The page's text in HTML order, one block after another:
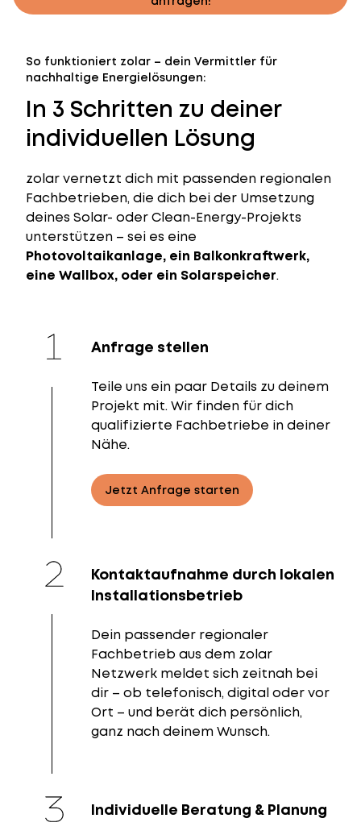
So funktioniert zolar – dein Vermittler für
nachhaltige Energielösungen:
In 3 Schritten zu deiner
individuellen Lösung
zolar vernetzt dich mit passenden regionalen
Fachbetrieben, die dich bei der Umsetzung
deines Solar- oder Clean-Energy-Projekts
unterstützen – sei es eine
Photovoltaikanlage, ein Balkonkraftwerk,
eine Wallbox, oder ein Solarspeicher.
Anfrage stellen
Teile uns ein paar Details zu deinem
Projekt mit. Wir finden für dich
qualifizierte Fachbetriebe in deiner
Nähe.
Jetzt Anfrage starten
Kontaktaufnahme durch lokalen
Installationsbetrieb
Dein passender regionaler
Fachbetrieb aus dem zolar
Netzwerk meldet sich zeitnah bei
dir – ob telefonisch, digital oder vor
Ort – und berät dich persönlich,
ganz nach deinem Wunsch.
Individuelle Beratung & Planung